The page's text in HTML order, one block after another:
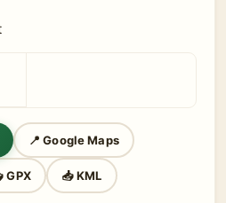
📍 Google Maps
GPX 📥 KML